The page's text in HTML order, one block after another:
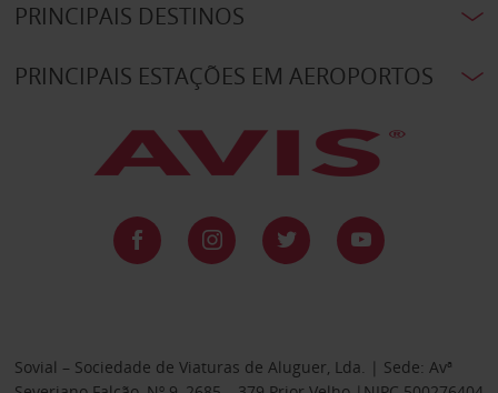
PRINCIPAIS DESTINOS
PRINCIPAIS ESTAÇÕES EM AEROPORTOS
Sovial – Sociedade de Viaturas de Aluguer, Lda. | Sede: Avª